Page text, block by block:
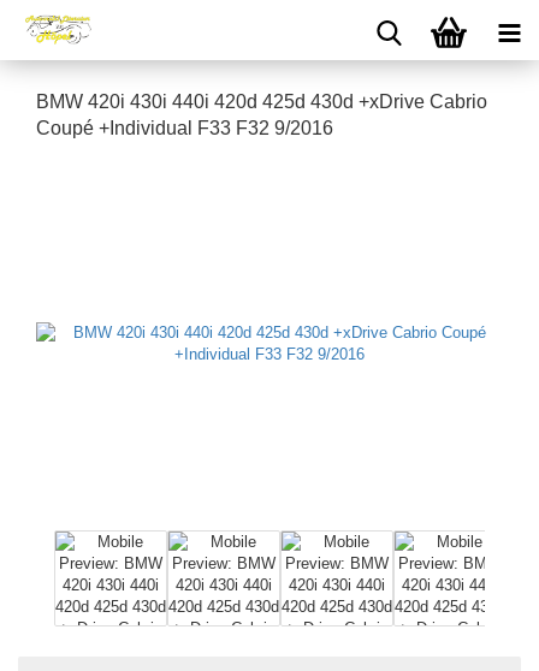
BMW 420i 430i 440i 420d 425d 430d +xDrive Cabrio
Coupé +Individual F33 F32 9/2016